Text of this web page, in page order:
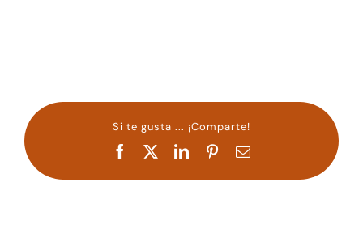
Si te gusta ... ¡Comparte!
Facebook LinkedInPinterestCorreo